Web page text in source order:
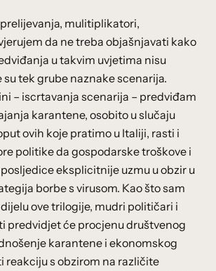
mulitiplikatori,
da ne treba objašnjavati kako
u takvim uvjetima nisu
tek grube naznake scenarija.
– iscrtavanja scenarija – predviđam
karantene, osobito u slučaju
ovih koje pratimo u Italiji, rasti i
politike da gospodarske troškove i
eksplicitnije uzmu u obzir u
borbe s virusom. Kao što sam
ove trilogije, mudri političari i
predvidjet će procjenu društvenog
karantene i ekonomskog
reakciju s obzirom na različite